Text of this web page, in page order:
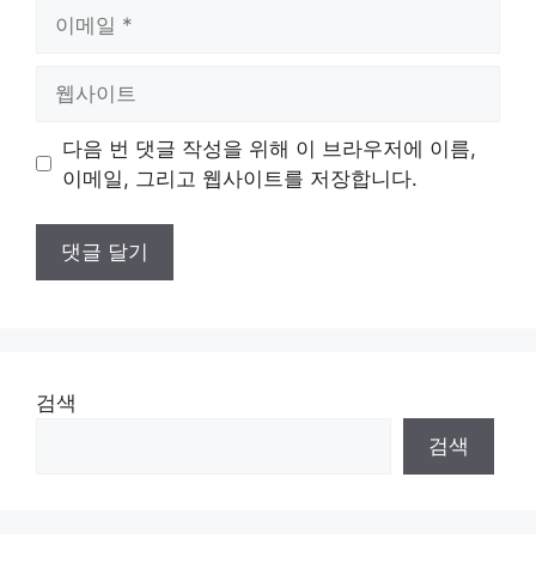
트
다음 번 댓글 작성을 위해 이 브라우저에 이름,
이메일, 그리고 웹사이트를 저장합니다.
검색
검색